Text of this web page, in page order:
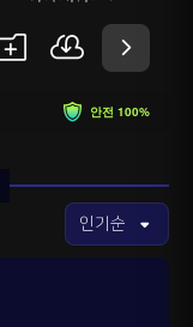
안전 100%